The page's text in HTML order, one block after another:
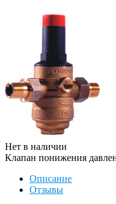
Нет в наличии
Клапан понижения
Описание
Отзывы